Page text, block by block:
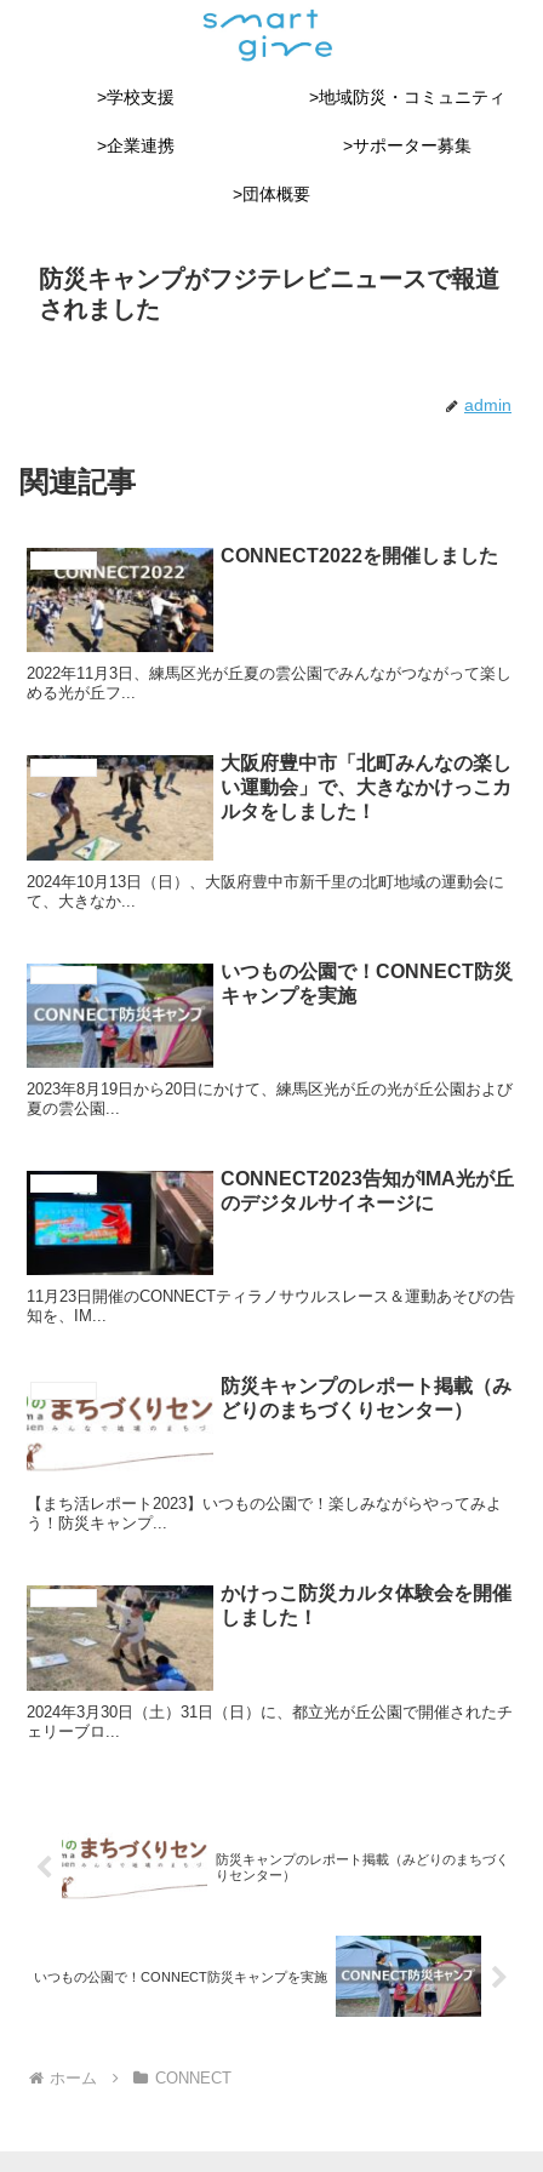
>学校支援 >地域防災・コミュニティ
>企業連携 >サポーター募集
>団体概要
防災キャンプがフジテレビニュースで報道
されました
admin
関連記事
CONNECT2022を開催しました
2022年11月3日、練馬区光が丘夏の雲公園でみんながつながって楽し
める光が丘フ...
大阪府豊中市「北町みんなの楽し
い運動会」で、大きなかけっこカ
ルタをしました！
2024年10月13日（日）、大阪府豊中市新千里の北町地域の運動会に
て、大きなか...
いつもの公園で！CONNECT防災
キャンプを実施
2023年8月19日から20日にかけて、練馬区光が丘の光が丘公園および
夏の雲公園...
CONNECT2023告知がIMA光が丘
のデジタルサイネージに
11月23日開催のCONNECTティラノサウルスレース＆運動あそびの告
知を、IM...
防災キャンプのレポート掲載（み
どりのまちづくりセンター）
【まち活レポート2023】いつもの公園で！楽しみながらやってみよ
う！防災キャンプ...
かけっこ防災カルタ体験会を開催
しました！
2024年3月30日（土）31日（日）に、都立光が丘公園で開催されたチ
ェリーブロ...
防災キャンプのレポート掲載（みどりのまちづく
りセンター）
いつもの公園で！CONNECT防災キャンプを実施
ホーム CONNECT